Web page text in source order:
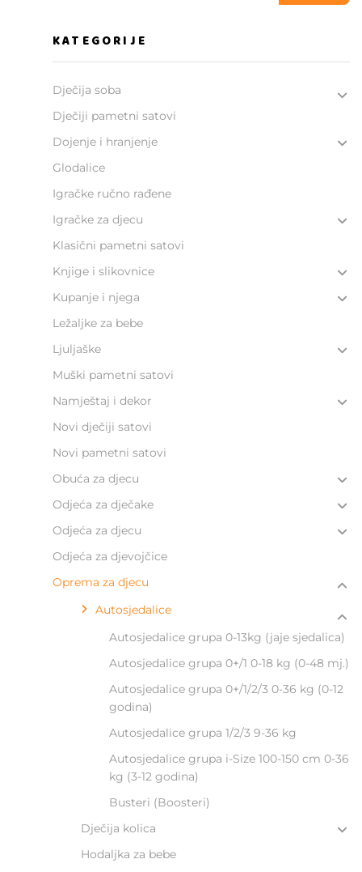
KATEGORIJE
Dječija soba
Dječiji pametni satovi
Dojenje i hranjenje
Glodalice
Igračke ručno rađene
Igračke za djecu
Klasični pametni satovi
Knjige i slikovnice
Kupanje i njega
Ležaljke za bebe
Ljuljaške
Muški pametni satovi
Namještaj i dekor
Novi dječiji satovi
Novi pametni satovi
Obuća za djecu
Odjeća za dječake
Odjeća za djecu
Odjeća za djevojčice
Oprema za djecu
Autosjedalice
Autosjedalice grupa 0-13kg (jaje sjedalica)
Autosjedalice grupa 0+/1 0-18 kg (0-48 mj.)
Autosjedalice grupa 0+/1/2/3 0-36 kg (0-12
godina)
Autosjedalice grupa 1/2/3 9-36 kg
Autosjedalice grupa i-Size 100-150 cm 0-36
kg (3-12 godina)
Busteri (Boosteri)
Dječija kolica
Hodaljka za bebe​